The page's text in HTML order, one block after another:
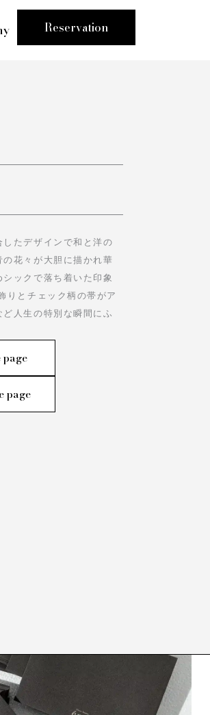
Reservation
たデザインで和と洋の
花々が大胆に描かれ華
ックで落ち着いた印象
りとチェック柄の帯がア
人生の特別な瞬間にふ
page
page